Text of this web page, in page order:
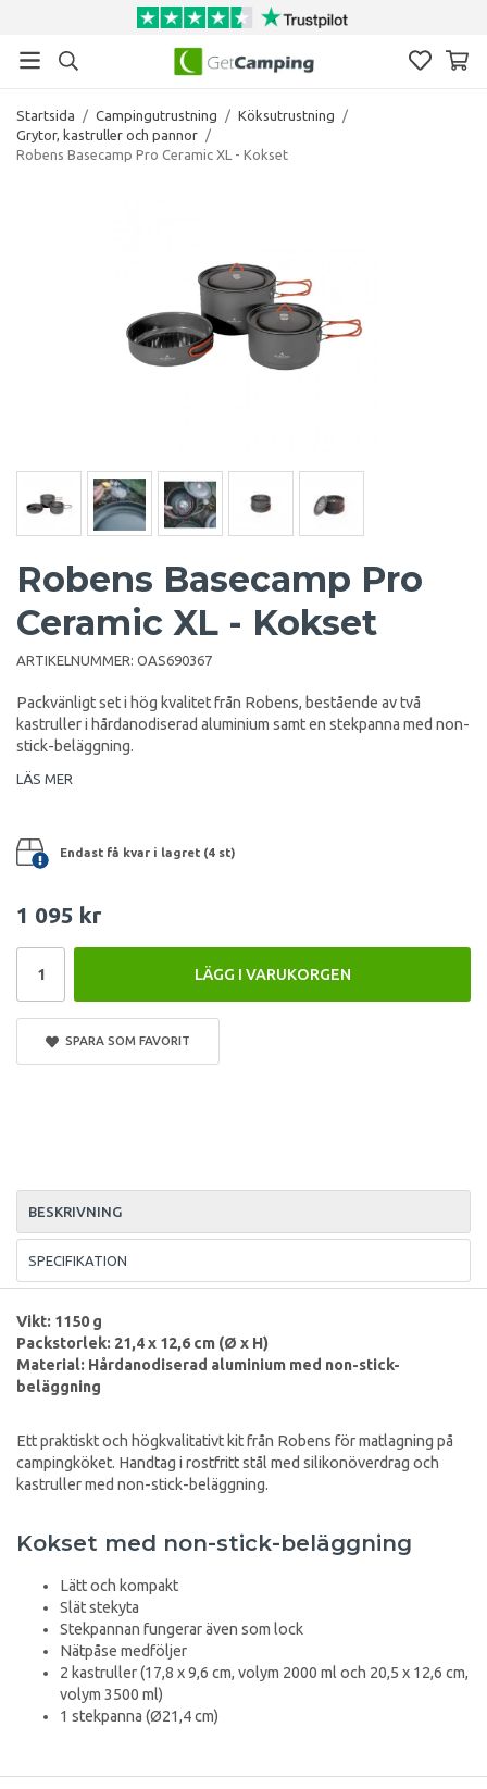
Startsida / Campingutrustning / Köksutrustning
/
Grytor, kastruller och pannor /
Robens Basecamp Pro Ceramic XL - Kokset
Robens Basecamp Pro
Ceramic XL - Kokset
ARTIKELNUMMER: OAS690367
Packvänligt set i hög kvalitet från Robens, bestående av två
kastruller i hårdanodiserad aluminium samt en stekpanna med non-
stick-beläggning.
LÄS MER
Endast få kvar i lagret (4 st)
1 095 kr
LÄGG I VARUKORGEN
SPARA SOM FAVORIT
BESKRIVNING
SPECIFIKATION
Vikt: 1150 g
Packstorlek: 21,4 x 12,6 cm (Ø x H)
Material: Hårdanodiserad aluminium med non-stick-
beläggning
Ett praktiskt och högkvalitativt kit från Robens för matlagning på
campingköket. Handtag i rostfritt stål med silikonöverdrag och
kastruller med non-stick-beläggning.
Kokset med non-stick-beläggning
Lätt och kompakt
Slät stekyta
Stekpannan fungerar även som lock
Nätpåse medföljer
2 kastruller (17,8 x 9,6 cm, volym 2000 ml och 20,5 x 12,6 cm,
volym 3500 ml)
1 stekpanna (Ø21,4 cm)